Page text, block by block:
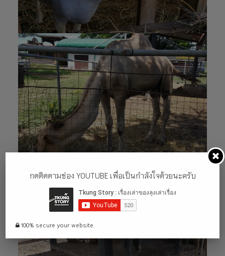
กดติดตามช่อง YOUTUBE เพื่อเป็นกำลังใจด้วยนะครับ
100% secure your website.